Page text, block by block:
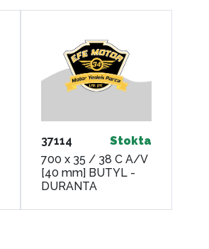
37114
Stokta
700 x 35 / 38 C A/V
[40 mm] BUTYL -
DURANTA